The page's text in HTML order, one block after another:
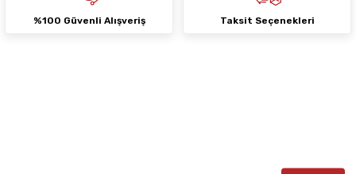
%100 Güvenli Alışveriş Taksit Seçenekleri